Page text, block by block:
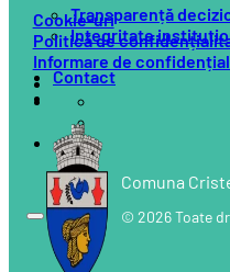
Transparență
Integritate
Contact
Comuna
© 2026 Toate
Cookie-uri
Politică de
Informare de